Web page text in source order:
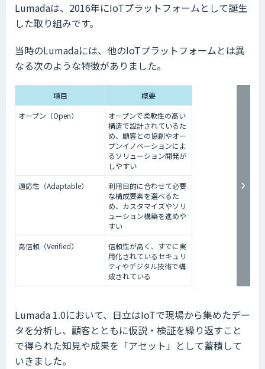
Lumadaは、2016年にIoTプラットフォームとして誕生
した取り組みです。
当時のLumadaには、他のIoTプラットフォームとは異
なる次のような特徴がありました。
項目
概要
オープン（Open）
オープンで柔軟性の高い
構造で設計されているた
め、顧客との協創やオー
プンイノベーションによ
るソリューション開発が
しやすい
適応性（Adaptable）
利用目的に合わせて必要
な構成要素を選べるた
め、カスタマイズやソリ
ューション構築を進めや
すい
高信頼（Verified）
信頼性が高く、すでに実
用化されているセキュリ
ティやデジタル技術で構
成されている
Lumada 1.0において、日立はIoTで現場から集めたデー
タを分析し、顧客とともに仮説・検証を繰り返すこと
で得られた知見や成果を「アセット」として蓄積して
いきました。